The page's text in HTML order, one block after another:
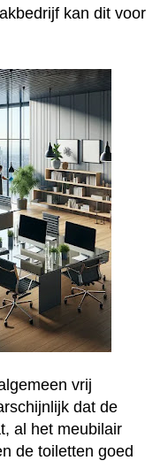
kan dit voor
vrij
dat de
al het meubilair
de toiletten goed